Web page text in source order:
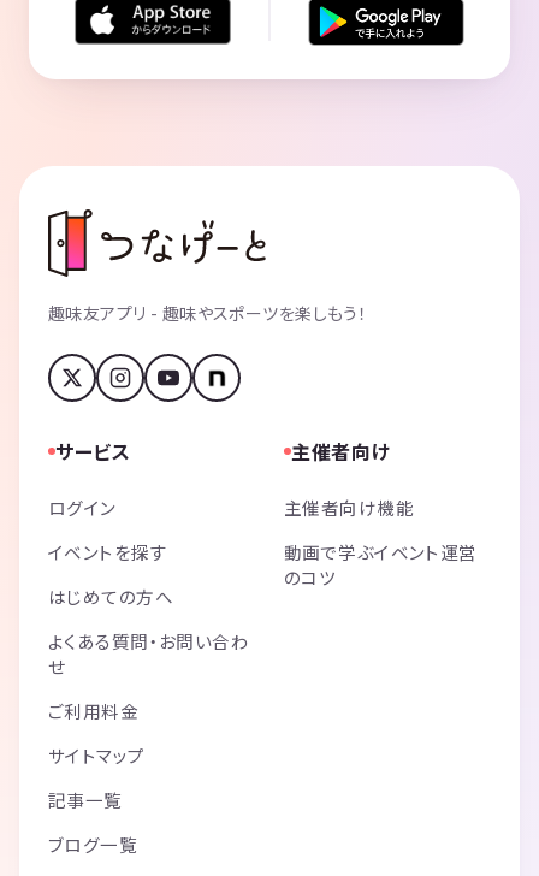
趣味友アプリ - 趣味やスポーツを楽しもう！
サービス
ログイン
イベントを探す
はじめての方へ
よくある質問・お問い合わ
せ
ご利用料金
サイトマップ
記事一覧
ブログ一覧
主催者向け
主催者向け機能
動画で学ぶイベント運営
のコツ